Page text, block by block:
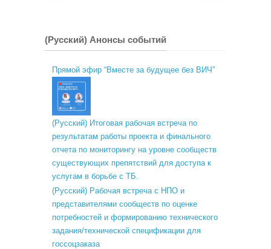
(Русский) Анонсы событий
Прямой эфир “Вместе за будущее без ВИЧ”
(Русский) Итоговая рабочая встреча по
результатам работы проекта и финального
отчета по мониторингу на уровне сообществ
существующих препятствий для доступа к
услугам в борьбе с ТБ.
(Русский) Рабочая встреча с НПО и
представителями сообществ по оценке
потребностей и формированию технического
задания/технической спецификации для
госсоцзаказа